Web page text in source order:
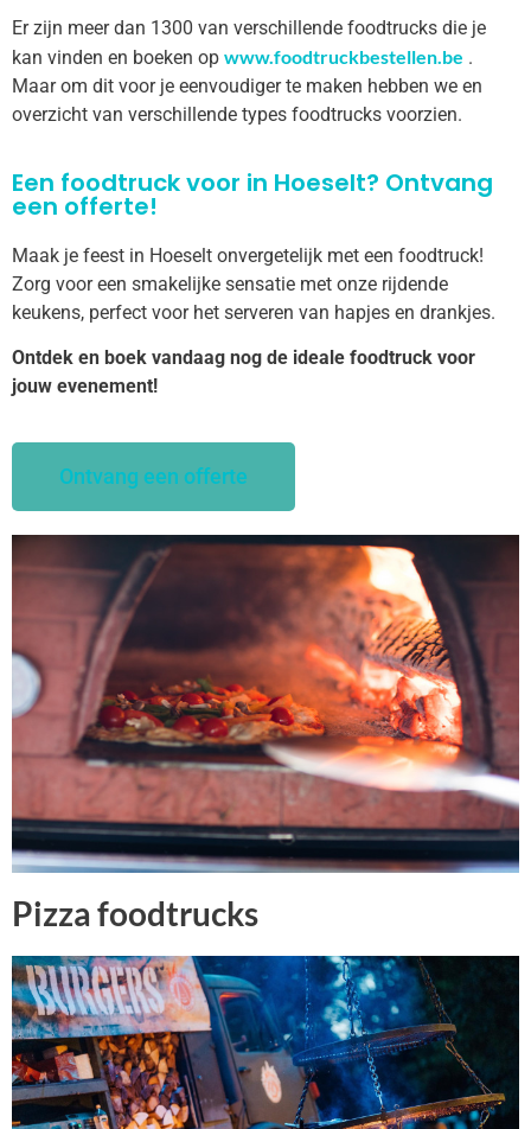
Er zijn meer dan 1300 van verschillende foodtrucks die je
kan vinden en boeken op www.foodtruckbestellen.be .
Maar om dit voor je eenvoudiger te maken hebben we en
overzicht van verschillende types foodtrucks voorzien.
Een foodtruck voor in Hoeselt? Ontvang
een offerte!
Maak je feest in Hoeselt onvergetelijk met een foodtruck!
Zorg voor een smakelijke sensatie met onze rijdende
keukens, perfect voor het serveren van hapjes en drankjes.
Ontdek en boek vandaag nog de ideale foodtruck voor
jouw evenement!
Ontvang een offerte
Pizza foodtrucks